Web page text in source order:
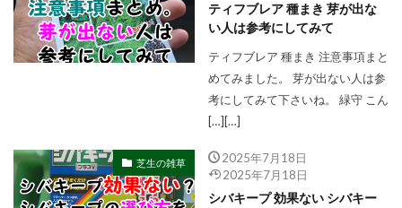
ティフブレア 種まき 芽が出な
い人は参考にしてみて
ティフブレア 種まき 注意事項まと
めてみました。 芽が出ない人は参
考にしてみて下さいね。 緑守 こん
[…][…]
芝生の雑草
2025年7月18日
2025年7月18日
シバキープ 効果ない シバキー